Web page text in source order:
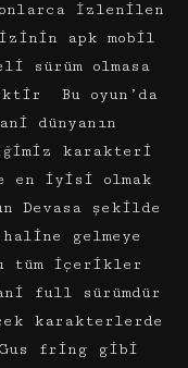
İzlenilen
apk mobil
sürüm olmasa
Bu oyun’da
dünyanın
karakteri
en iyisi olmak
Devasa şekilde
gelmeye
tüm içerikler
full sürümdür
karakterlerde
fring gibi